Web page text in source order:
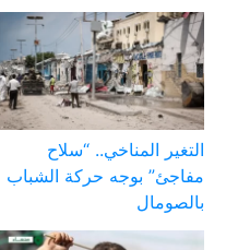
التغير المناخي.. “سلاح
مفاجئ” بوجه حركة الشباب
بالصومال